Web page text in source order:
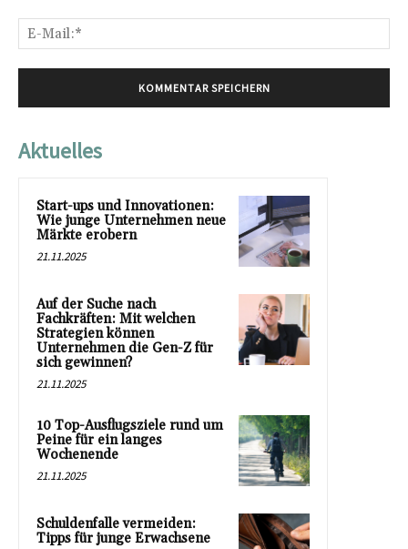
Aktuelles
Start-ups und Innovationen:
Wie junge Unternehmen neue
Märkte erobern
21.11.2025
Auf der Suche nach
Fachkräften: Mit welchen
Strategien können
Unternehmen die Gen-Z für
sich gewinnen?
21.11.2025
10 Top-Ausflugsziele rund um
Peine für ein langes
Wochenende
21.11.2025
Schuldenfalle vermeiden:
Tipps für junge Erwachsene